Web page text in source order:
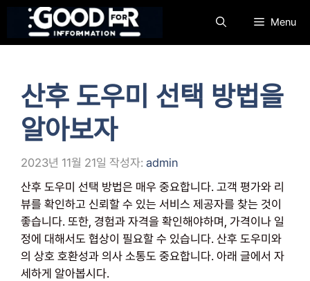
츠
Menu
산후 도우미 선택 방법을
알아보자
2023년 11월 21일 작성자: admin
산후 도우미 선택 방법은 매우 중요합니다. 고객 평가와 리
뷰를 확인하고 신뢰할 수 있는 서비스 제공자를 찾는 것이
좋습니다. 또한, 경험과 자격을 확인해야하며, 가격이나 일
정에 대해서도 협상이 필요할 수 있습니다. 산후 도우미와
의 상호 호환성과 의사 소통도 중요합니다. 아래 글에서 자
세하게 알아봅시다.